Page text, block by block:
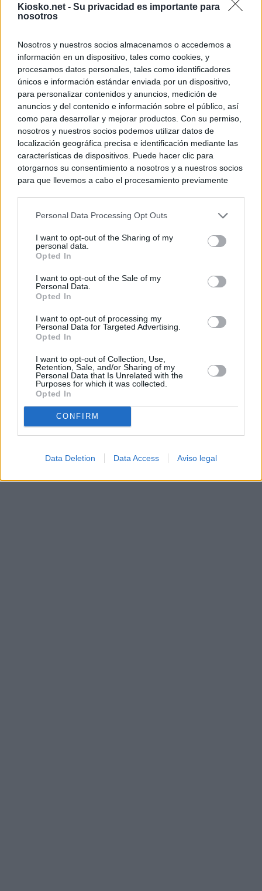
Kiosko.net - Su privacidad es importante para
nosotros
Nosotros y nuestros socios almacenamos o accedemos a
información en un dispositivo, tales como cookies, y
procesamos datos personales, tales como identificadores
únicos e información estándar enviada por un dispositivo,
para personalizar contenidos y anuncios, medición de
anuncios y del contenido e información sobre el público, así
como para desarrollar y mejorar productos. Con su permiso,
nosotros y nuestros socios podemos utilizar datos de
localización geográfica precisa e identificación mediante las
características de dispositivos. Puede hacer clic para
otorgarnos su consentimiento a nosotros y a nuestros socios
para que llevemos a cabo el procesamiento previamente
negar su consentimiento. Tenga en cuenta que algún
de su consentimiento, pero usted tiene el derecho de
rechazar tal procesamiento. Sus preferencias se aplicarán
cualquier momento entrando de nuevo en este sitio web o
visitando nuestra política de privacidad.
Personal Data Processing Opt Outs
I want to opt-out of the Sharing of my
personal data.
Opted In
I want to opt-out of the Sale of my
Personal Data.
Opted In
I want to opt-out of processing my
Personal Data for Targeted Advertising.
Opted In
I want to opt-out of Collection, Use,
Retention, Sale, and/or Sharing of my
Personal Data that Is Unrelated with the
Purposes for which it was collected.
Opted In
CONFIRM
Data Deletion Data Access Aviso legal